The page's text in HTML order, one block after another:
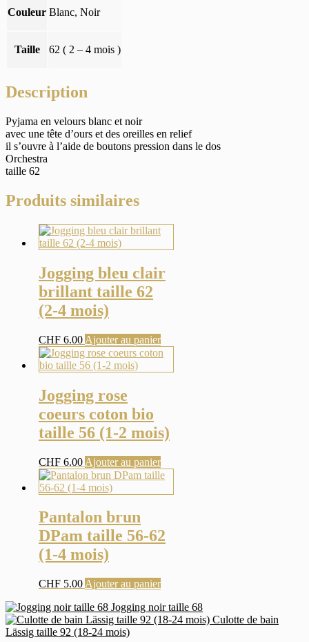
Couleur Blanc, Noir
Taille 62 ( 2 – 4 mois )
Description
Pyjama en velours blanc et noir
avec une tête d’ours et des oreilles en relief
il s’ouvre à l’aide de boutons pression dans le dos
Orchestra
taille 62
Produits similaires
Jogging bleu clair
brillant taille 62
(2-4 mois)
CHF 6.00 Ajouter au panier
Jogging rose
coeurs coton bio
taille 56 (1-2 mois)
CHF 6.00 Ajouter au panier
Pantalon brun
DPam taille 56-62
(1-4 mois)
CHF 5.00 Ajouter au panier
Jogging noir taille 68
Culotte de bain
Lässig taille 92 (18-24 mois)